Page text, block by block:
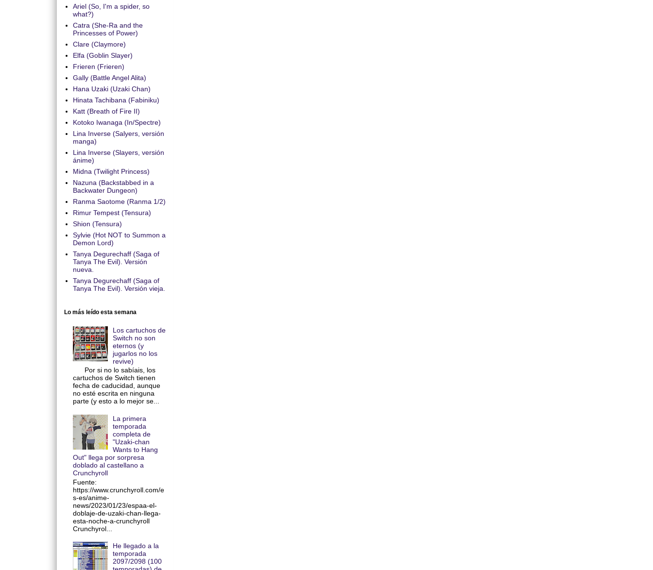
Ariel (So, I'm a spider, so
what?)
Catra (She-Ra and the
Princesses of Power)
Clare (Claymore)
Elfa (Goblin Slayer)
Frieren (Frieren)
Gally (Battle Angel Alita)
Hana Uzaki (Uzaki Chan)
Hinata Tachibana (Fabiniku)
Katt (Breath of Fire II)
Kotoko Iwanaga (In/Spectre)
Lina Inverse (Salyers, versión
manga)
Lina Inverse (Slayers, versión
ánime)
Midna (Twilight Princess)
Nazuna (Backstabbed in a
Backwater Dungeon)
Ranma Saotome (Ranma 1/2)
Rimur Tempest (Tensura)
Shion (Tensura)
Sylvie (Hot NOT to Summon a
Demon Lord)
Tanya Degurechaff (Saga of
Tanya The Evil). Versión
nueva.
Tanya Degurechaff (Saga of
Tanya The Evil). Versión vieja.
Lo más leído esta semana
Los cartuchos de
Switch no son
eternos (y
jugarlos no los
revive)
Por si no lo sabíais, los
cartuchos de Switch tienen
fecha de caducidad, aunque
no esté escrita en ninguna
parte (y esto a lo mejor se...
La primera
temporada
completa de
"Uzaki-chan
Wants to Hang
Out" llega por sorpresa
doblado al castellano a
Crunchyroll
Fuente:
https://www.crunchyroll.com/e
s-es/anime-
news/2023/01/23/espaa-el-
doblaje-de-uzaki-chan-llega-
esta-noche-a-crunchyroll
Crunchyrol...
He llegado a la
temporada
2097/2098 (100